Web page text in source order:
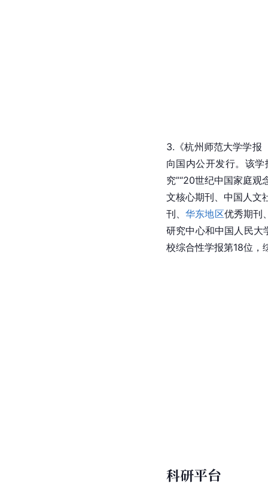
3.《杭州师范大学学报
向国内公开发行。该学
究”“20世纪中国家庭观
文核心期刊、中国人文
刊、华东地区优秀期刊
研究中心和中国人民大
校综合性学报第18位
科研平台